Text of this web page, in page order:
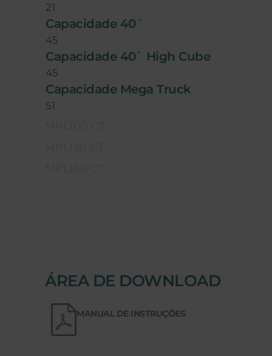
21
Capacidade 40´
45
Capacidade 40` High Cube
45
Capacidade Mega Truck
51
ÁREA DE DOWNLOAD
MANUAL DE INSTRUÇÕES